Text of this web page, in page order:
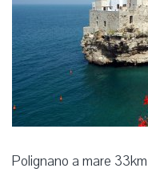
Polignano a mare 33km